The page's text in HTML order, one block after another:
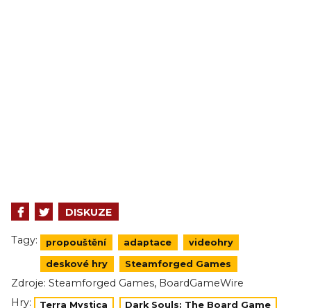
DISKUZE
Tagy: propouštění adaptace videohry
deskové hry Steamforged Games
Zdroje: Steamforged Games, BoardGameWire
Hry:
Terra Mystica Dark Souls: The Board Game